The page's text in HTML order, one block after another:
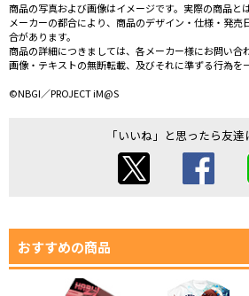
商品の写真および画像はイメージです。実際の商品と
メーカーの都合により、商品のデザイン・仕様・発売
合があります。
商品の詳細につきましては、各メーカー様にお問い合
画像・テキストの無断転載、及びそれに準ずる行為を
©NBGI／PROJECT iM@S
「いいね」と思ったら友達
おすすめの商品